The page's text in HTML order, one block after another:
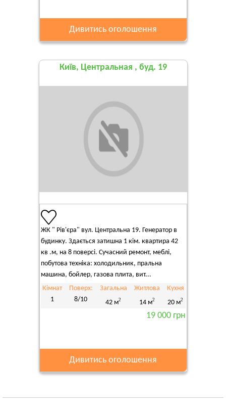
Дивитись оголошення
Київ, Центральная , буд. 19
ЖК " Рів'єра" вул. Центральна 19. Генератор в
будинку. Здається затишна 1 кім. квартира 42
кв .м, на 8 поверсі. Сучасний ремонт, меблі,
побутова техніка: холодильник, пральна
машина, бойлер, газова плита, вит...
Кімнат
1
Поверх:
8/10
Загальна
42 м2
Житлова
14 м2
Кухня
20 м2
19 000 грн
Дивитись оголошення